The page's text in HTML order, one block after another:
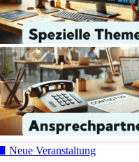
⬛️ Neue Veranstaltung